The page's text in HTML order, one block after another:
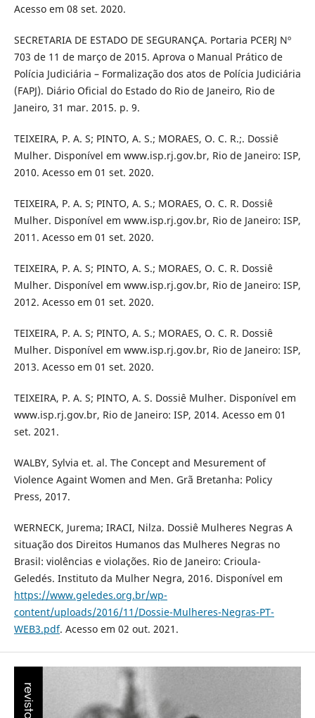
Acesso em 08 set. 2020.
SECRETARIA DE ESTADO DE SEGURANÇA. Portaria PCERJ Nº
703 de 11 de março de 2015. Aprova o Manual Prático de
Polícia Judiciária – Formalização dos atos de Polícia Judiciária
(FAPJ). Diário Oficial do Estado do Rio de Janeiro, Rio de
Janeiro, 31 mar. 2015. p. 9.
TEIXEIRA, P. A. S; PINTO, A. S.; MORAES, O. C. R.;. Dossiê
Mulher. Disponível em www.isp.rj.gov.br, Rio de Janeiro: ISP,
2010. Acesso em 01 set. 2020.
TEIXEIRA, P. A. S; PINTO, A. S.; MORAES, O. C. R. Dossiê
Mulher. Disponível em www.isp.rj.gov.br, Rio de Janeiro: ISP,
2011. Acesso em 01 set. 2020.
TEIXEIRA, P. A. S; PINTO, A. S.; MORAES, O. C. R. Dossiê
Mulher. Disponível em www.isp.rj.gov.br, Rio de Janeiro: ISP,
2012. Acesso em 01 set. 2020.
TEIXEIRA, P. A. S; PINTO, A. S.; MORAES, O. C. R. Dossiê
Mulher. Disponível em www.isp.rj.gov.br, Rio de Janeiro: ISP,
2013. Acesso em 01 set. 2020.
TEIXEIRA, P. A. S; PINTO, A. S. Dossiê Mulher. Disponível em
www.isp.rj.gov.br, Rio de Janeiro: ISP, 2014. Acesso em 01
set. 2021.
WALBY, Sylvia et. al. The Concept and Mesurement of
Violence Againt Women and Men. Grã Bretanha: Policy
Press, 2017.
WERNECK, Jurema; IRACI, Nilza. Dossiê Mulheres Negras A
situação dos Direitos Humanos das Mulheres Negras no
Brasil: violências e violações. Rio de Janeiro: Crioula-
Geledés. Instituto da Mulher Negra, 2016. Disponível em
https://www.geledes.org.br/wp-
content/uploads/2016/11/Dossie-Mulheres-Negras-PT-
WEB3.pdf. Acesso em 02 out. 2021.